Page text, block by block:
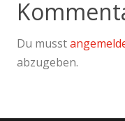
Du musst
abzugeben.